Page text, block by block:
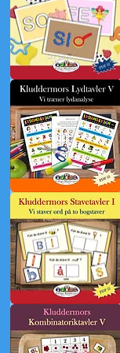
Kluddermors
Modellérplader
Kluddermors
Lydtavler
Kluddermors
Stavetavler